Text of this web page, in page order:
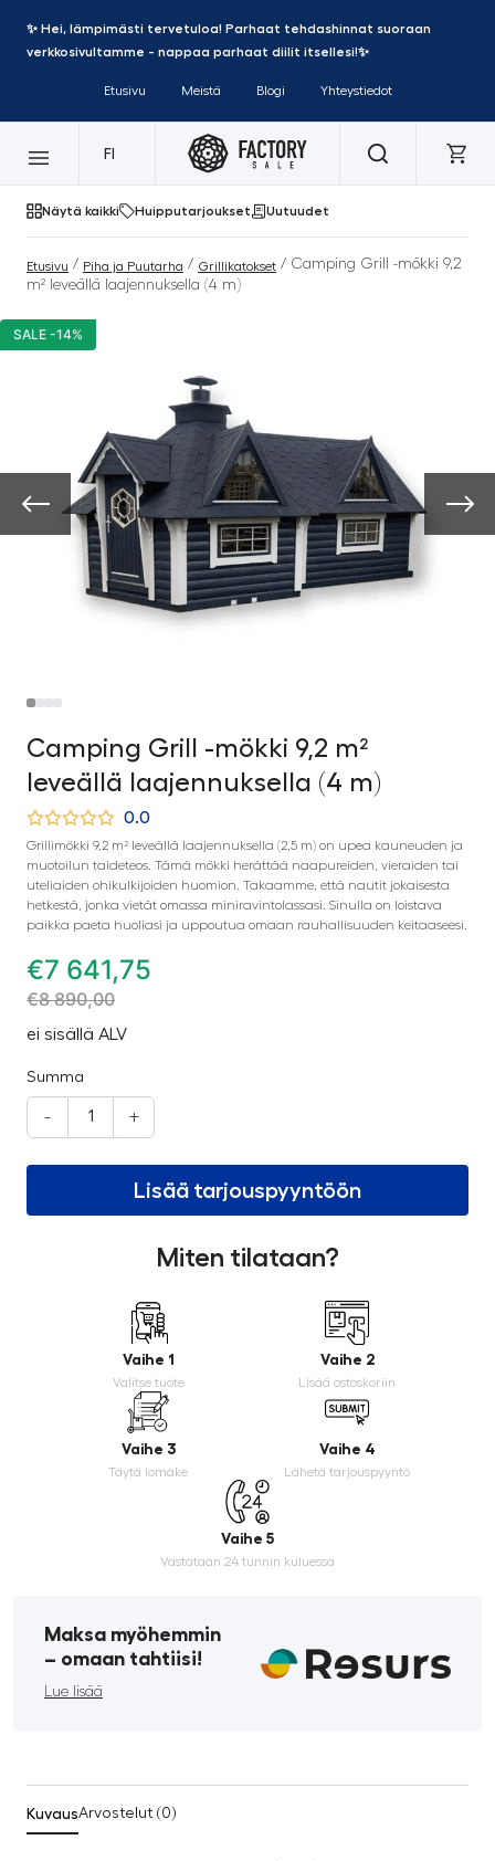
✨ Hei, lämpimästi tervetuloa! Parhaat tehdashinnat suoraan
verkkosivultamme - nappaa parhaat diilit itsellesi!✨
Etusivu Meistä Blogi Yhteystiedot
FI
Näytä kaikki Huipputarjoukset Uutuudet
Etusivu / Piha ja Puutarha / Grillikatokset / Camping Grill -mökki 9,2
m² leveällä laajennuksella (4 m)
SALE -14%
Camping Grill -mökki 9,2 m²
leveällä laajennuksella (4 m)
0.0
Grillimökki 9,2 m² leveällä laajennuksella (2,5 m) on upea kauneuden ja
muotoilun taideteos. Tämä mökki herättää naapureiden, vieraiden tai
uteliaiden ohikulkijoiden huomion. Takaamme, että nautit jokaisesta
hetkestä, jonka vietät omassa miniravintolassasi. Sinulla on loistava
paikka paeta huoliasi ja uppoutua omaan rauhallisuuden keitaaseesi.
€7 641,75
€8 890,00
ei sisällä ALV
Summa
- +
Lisää tarjouspyyntöön
Miten tilataan?
Vaihe 1
Valitse tuote
Vaihe 2
Lisää ostoskoriin
Vaihe 3
Täytä lomake
Vaihe 4
Lähetä tarjouspyyntö
Vaihe 5
Vastataan 24 tunnin kuluessa
Maksa myöhemmin
­– omaan tahtiisi!
Lue lisää
KuvausArvostelut (0)